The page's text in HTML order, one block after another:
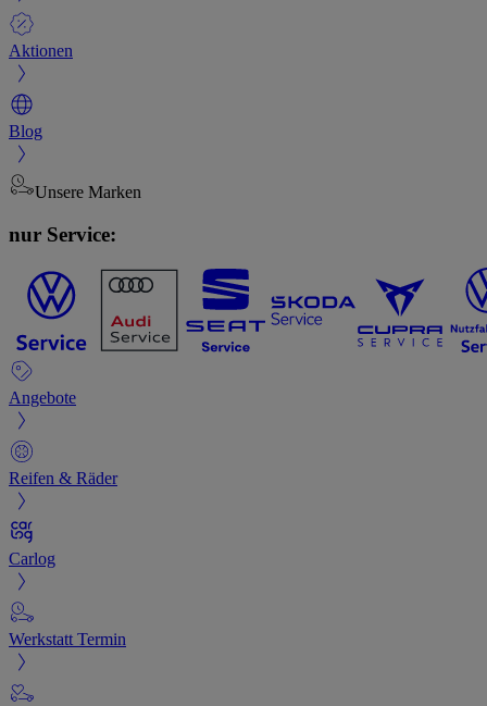
Aktionen
Blog
Unsere Marken
nur Service:
Angebote
Reifen & Räder
Carlog
Werkstatt Termin